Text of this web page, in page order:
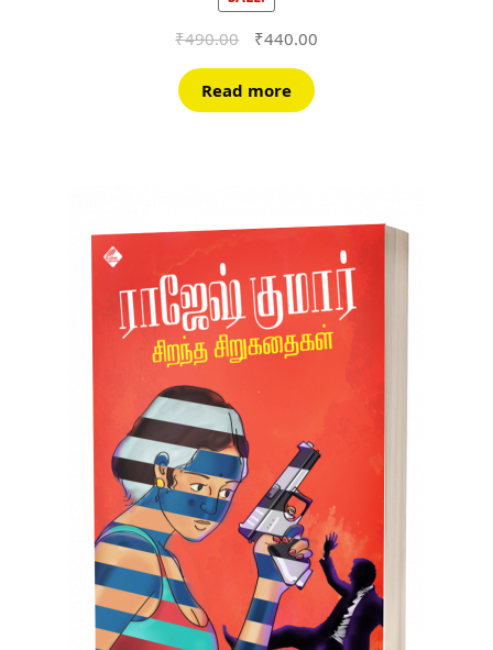
₹490.00
Original
was:
₹490.00.
₹440.00Current
Read more